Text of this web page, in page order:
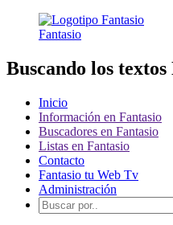
Fantasio
Buscando los
Inicio
Información en Fantasio
Buscadores en Fantasio
Listas en Fantasio
Contacto
Fantasio tu Web Tv
Administración